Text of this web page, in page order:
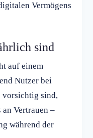
Vermögens
sind
auf einem
Nutzer bei
vorsichtig sind,
an Vertrauen –
während der